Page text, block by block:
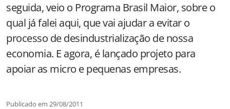
seguida, veio o Programa Brasil Maior, sobre o
qual já falei aqui, que vai ajudar a evitar o
processo de desindustrialização de nossa
economia. E agora, é lançado projeto para
apoiar as micro e pequenas empresas.
Publicado em 29/08/2011